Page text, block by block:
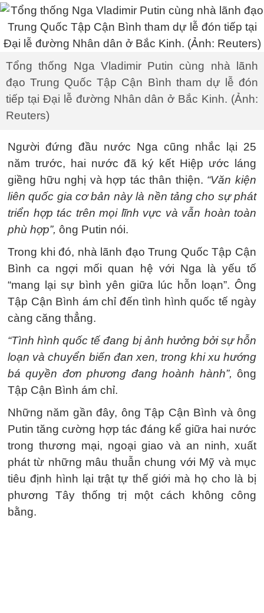
Tổng thống Nga Vladimir Putin cùng nhà lãnh
đạo Trung Quốc Tập Cận Bình tham dự lễ đón
tiếp tại Đại lễ đường Nhân dân ở Bắc Kinh. (Ảnh:
Reuters)
Người đứng đầu nước Nga cũng nhắc lại 25
năm trước, hai nước đã ký kết Hiệp ước láng
giềng hữu nghị và hợp tác thân thiện. “Văn kiện
liên quốc gia cơ bản này là nền tảng cho sự phát
triển hợp tác trên mọi lĩnh vực và vẫn hoàn toàn
phù hợp”, ông Putin nói.
Trong khi đó, nhà lãnh đạo Trung Quốc Tập Cận
Bình ca ngợi mối quan hệ với Nga là yếu tố
“mang lại sự bình yên giữa lúc hỗn loạn”. Ông
Tập Cận Bình ám chỉ đến tình hình quốc tế ngày
càng căng thẳng.
“Tình hình quốc tế đang bị ảnh hưởng bởi sự hỗn
loạn và chuyển biến đan xen, trong khi xu hướng
bá quyền đơn phương đang hoành hành”, ông
Tập Cận Bình ám chỉ.
Những năm gần đây, ông Tập Cận Bình và ông
Putin tăng cường hợp tác đáng kể giữa hai nước
trong thương mại, ngoại giao và an ninh, xuất
phát từ những mâu thuẫn chung với Mỹ và mục
tiêu định hình lại trật tự thế giới mà họ cho là bị
phương Tây thống trị một cách không công
bằng.